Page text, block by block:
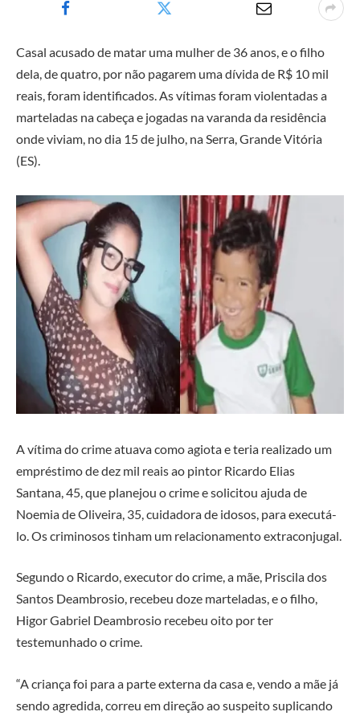
Casal acusado de matar uma mulher de 36 anos, e o filho
dela, de quatro, por não pagarem uma dívida de R$ 10 mil
reais, foram identificados. As vítimas foram violentadas a
marteladas na cabeça e jogadas na varanda da residência
onde viviam, no dia 15 de julho, na Serra, Grande Vitória
(ES).
A vítima do crime atuava como agiota e teria realizado um
empréstimo de dez mil reais ao pintor Ricardo Elias
Santana, 45, que planejou o crime e solicitou ajuda de
Noemia de Oliveira, 35, cuidadora de idosos, para executá-
lo. Os criminosos tinham um relacionamento extraconjugal.
Segundo o Ricardo, executor do crime, a mãe, Priscila dos
Santos Deambrosio, recebeu doze marteladas, e o filho,
Higor Gabriel Deambrosio recebeu oito por ter
testemunhado o crime.
“A criança foi para a parte externa da casa e, vendo a mãe já
sendo agredida, correu em direção ao suspeito suplicando